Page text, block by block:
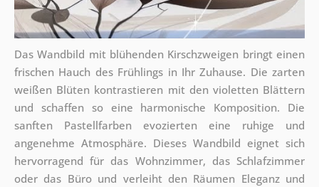
Das Wandbild mit blühenden Kirschzweigen bringt einen
frischen Hauch des Frühlings in Ihr Zuhause. Die zarten
weißen Blüten kontrastieren mit den violetten Blättern
und schaffen so eine harmonische Komposition. Die
sanften Pastellfarben evozierten eine ruhige und
angenehme Atmosphäre. Dieses Wandbild eignet sich
hervorragend für das Wohnzimmer, das Schlafzimmer
oder das Büro und verleiht den Räumen Eleganz und